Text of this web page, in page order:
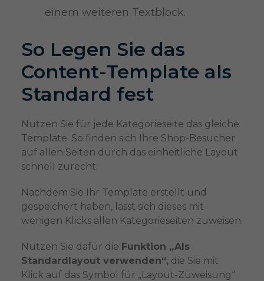
einem weiteren Textblock.
So Legen Sie das
Content-Template als
Standard fest
Nutzen Sie für jede Kategorieseite das gleiche
Template. So finden sich Ihre Shop-Besucher
auf allen Seiten durch das einheitliche Layout
schnell zurecht.
Nachdem Sie Ihr Template erstellt und
gespeichert haben, lässt sich dieses mit
wenigen Klicks allen Kategorieseiten zuweisen.
Nutzen Sie dafür die Funktion „Als
Standardlayout verwenden“,die Sie mit
Klick auf das Symbol für „Layout-Zuweisung“